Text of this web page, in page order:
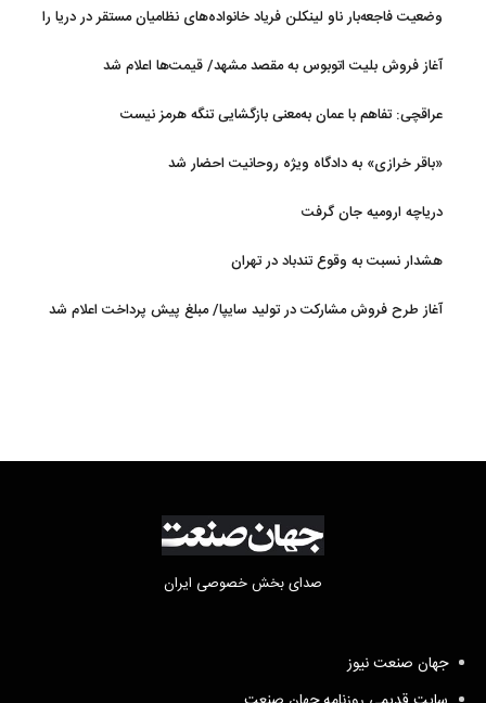
وضعیت فاجعه‌بار ناو لینکلن فریاد خانواده‌های نظامیان مستقر در دریا را
آغاز فروش بلیت اتوبوس به مقصد مشهد/ قیمت‌ها اعلام شد
عراقچی: تفاهم با عمان به‌معنی بازگشایی تنگه هرمز نیست
«باقر خرازی» به دادگاه ویژه روحانیت احضار شد
دریاچه ارومیه جان گرفت
هشدار نسبت به وقوع تندباد در تهران
آغاز طرح فروش مشارکت در تولید سایپا/ مبلغ پیش پرداخت اعلام شد
صدای بخش خصوصی ایران
جهان صنعت نیوز